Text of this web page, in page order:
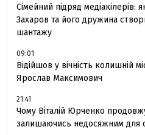
Сімейний підряд
Захаров та його дружина
шантажу
09:01
Відійшов у вічність колишній
Ярослав Максимович
21:41
Чому Віталій Юрченко
залишаючись недосяжним для